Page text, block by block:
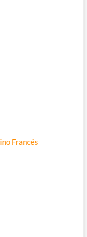
Francés